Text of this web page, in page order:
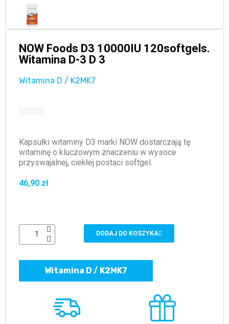
NOW Foods D3 10000IU 120softgels.
Witamina D-3 D 3
Witamina D / K2MK7
    
Kapsułki witaminy D3 marki NOW dostarczają tę
witaminę o kluczowym znaczeniu w wysoce
przyswajalnej, ciekłej postaci softgel.
46,90 zł
DODAJ DO KOSZYKA
Witamina D / K2MK7